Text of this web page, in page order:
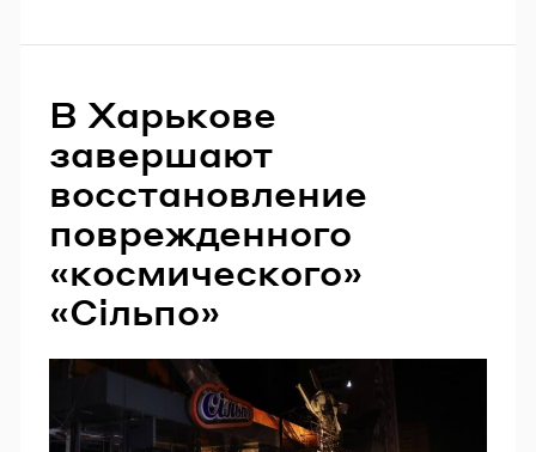
В Харькове
завершают
восстановление
поврежденного
«космического»
«Сільпо»